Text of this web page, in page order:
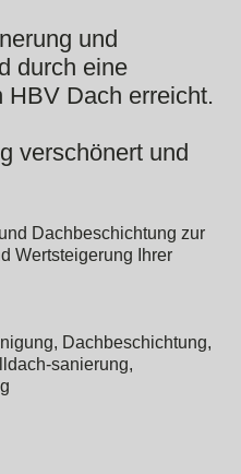
und
durch eine
HBV Dach erreicht.
verschönert und
und Dachbeschichtung zur
Wertsteigerung Ihrer
Dachbeschichtung,
sanierung,